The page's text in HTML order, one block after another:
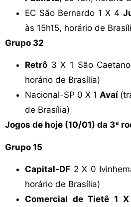
EC São Bernardo 1 X 4
às 15h15, horário de
Grupo 32
Retrô 3 X 1 São
horário de Brasília)
Nacional-SP 0 X 1 Avaí
de Brasília)
Jogos de hoje (10/01) da 3ª
Grupo 15
Capital-DF 2 X 0
horário de Brasília)
Comercial de Tietê 1